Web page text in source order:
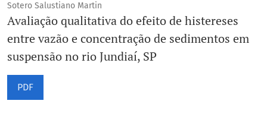
Sotero Salustiano Martin
Avaliação qualitativa do efeito de histereses
entre vazão e concentração de sedimentos em
suspensão no rio Jundiaí, SP
PDF